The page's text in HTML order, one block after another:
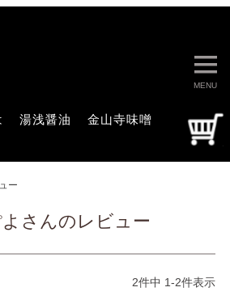
MENU
湯浅醤油
金山寺味噌
ー
さんのレビュー
2件中 1-2件表示